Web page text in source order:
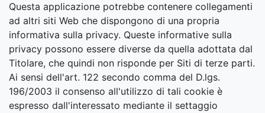
Questa applicazione potrebbe contenere collegamenti
ad altri siti Web che dispongono di una propria
informativa sulla privacy. Queste informative sulla
privacy possono essere diverse da quella adottata dal
Titolare, che quindi non risponde per Siti di terze parti.
Ai sensi dell'art. 122 secondo comma del D.lgs.
196/2003 il consenso all'utilizzo di tali cookie è
espresso dall'interessato mediante il settaggio